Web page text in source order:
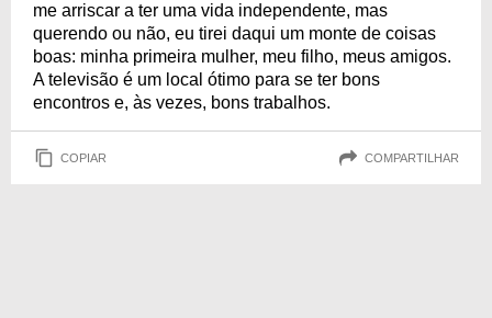
me arriscar a ter uma vida independente, mas
querendo ou não, eu tirei daqui um monte de coisas
boas: minha primeira mulher, meu filho, meus amigos.
A televisão é um local ótimo para se ter bons
encontros e, às vezes, bons trabalhos.
COPIAR COMPARTILHAR